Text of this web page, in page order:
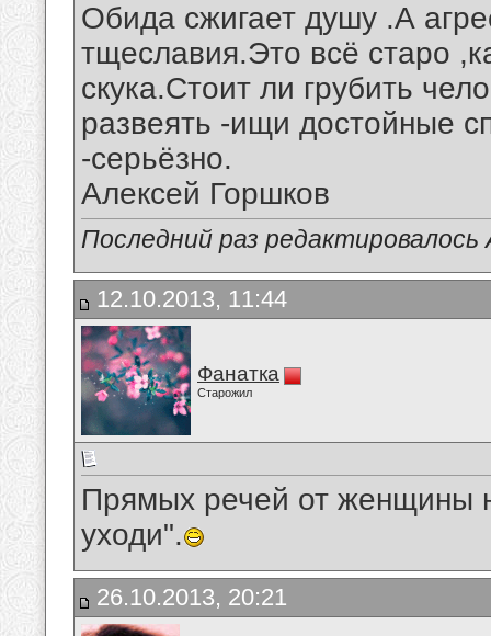
Обида сжигает душу .А
тщеславия.Это всё старо
скука.Стоит ли грубить
развеять -ищи достойные
-серьёзно.
Алексей Горшков
Последний раз
12.10.2013, 11:44
Фанатка
Старожил
Прямых речей от женщины
уходи".
26.10.2013, 20:21